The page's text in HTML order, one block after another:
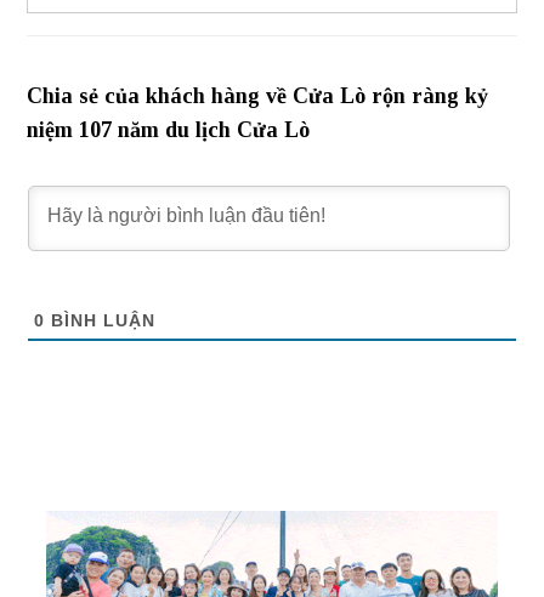
Chia sẻ của khách hàng về Cửa Lò rộn ràng kỷ
niệm 107 năm du lịch Cửa Lò
0 BÌNH LUẬN